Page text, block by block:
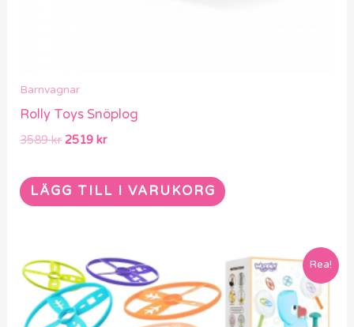
Barnvagnar
Rolly Toys Snöplog
3589kr 2519kr
LÄGG TILL I VARUKORG
Rea!
Det
ursprungliga
priset
var:
799 kr.
Det
nuvarande
priset
är:
559 kr.